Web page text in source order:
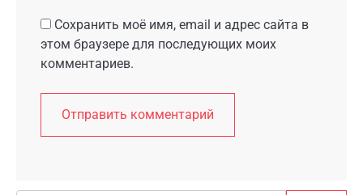
Сохранить моё имя, email и адрес сайта в
этом браузере для последующих моих
комментариев.